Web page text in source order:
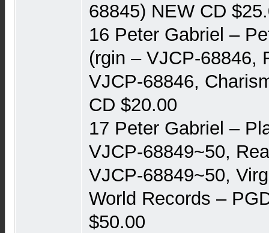
68845) NEW CD
16 Peter Gabriel ‎–
(rgin ‎– VJCP-68846,
VJCP-68846,
CD $20.00
17 Peter Gabriel ‎–
VJCP-68849~50,
VJCP-68849~50,
World Records ‎–
$50.00